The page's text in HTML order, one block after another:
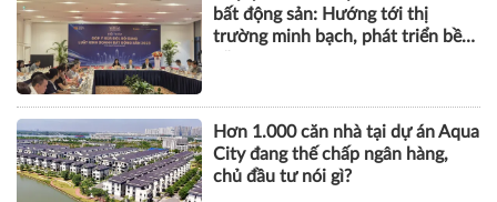
bất động sản: Hướng tới thị
trường minh bạch, phát triển bền
Hơn 1.000 căn nhà tại dự án Aqua
City đang thế chấp ngân hàng,
chủ đầu tư nói gì?